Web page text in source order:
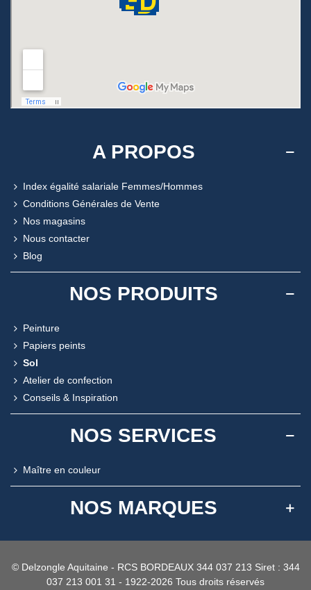
A PROPOS
Index égalité salariale Femmes/Hommes
Conditions Générales de Vente
Nos magasins
Nous contacter
Blog
NOS PRODUITS
Peinture
Papiers peints
Sol
Atelier de confection
Conseils & Inspiration
NOS SERVICES
Maître en couleur
NOS MARQUES
© Delzongle Aquitaine - RCS BORDEAUX 344 037 213 Siret : 344
037 213 001 31 - 1922-2026 Tous droits réservés